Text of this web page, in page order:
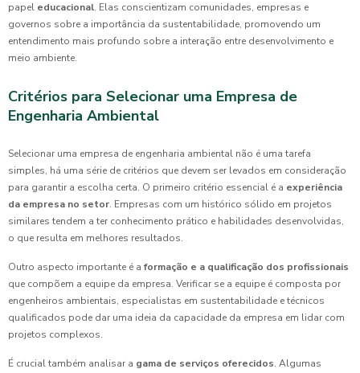
papel educacional. Elas conscientizam comunidades, empresas e
governos sobre a importância da sustentabilidade, promovendo um
entendimento mais profundo sobre a interação entre desenvolvimento e
meio ambiente.
Critérios para Selecionar uma Empresa de
Engenharia Ambiental
Selecionar uma empresa de engenharia ambiental não é uma tarefa
simples, há uma série de critérios que devem ser levados em consideração
para garantir a escolha certa. O primeiro critério essencial é a experiência
da empresa no setor. Empresas com um histórico sólido em projetos
similares tendem a ter conhecimento prático e habilidades desenvolvidas,
o que resulta em melhores resultados.
Outro aspecto importante é a formação e a qualificação dos profissionais
que compõem a equipe da empresa. Verificar se a equipe é composta por
engenheiros ambientais, especialistas em sustentabilidade e técnicos
qualificados pode dar uma ideia da capacidade da empresa em lidar com
projetos complexos.
É crucial também analisar a gama de serviços oferecidos. Algumas